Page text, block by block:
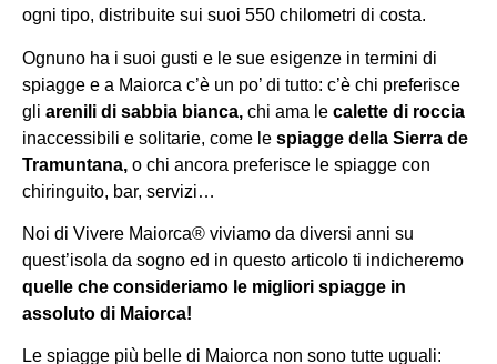
ogni tipo, distribuite sui suoi 550 chilometri di costa.
Ognuno ha i suoi gusti e le sue esigenze in termini di
spiagge e a Maiorca c’è un po’ di tutto: c’è chi preferisce
gli arenili di sabbia bianca, chi ama le calette di roccia
inaccessibili e solitarie, come le spiagge della Sierra de
Tramuntana, o chi ancora preferisce le spiagge con
chiringuito, bar, servizi…
Noi di Vivere Maiorca® viviamo da diversi anni su
quest’isola da sogno ed in questo articolo ti indicheremo
quelle che consideriamo le migliori spiagge in
assoluto di Maiorca!
Le spiagge più belle di Maiorca non sono tutte uguali: